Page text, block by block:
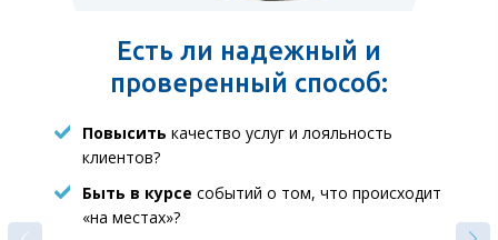
Есть ли надежный и
проверенный способ:
Повысить качество услуг и лояльность
клиентов?
Быть в курсе событий о том, что происходит
«на местах»?